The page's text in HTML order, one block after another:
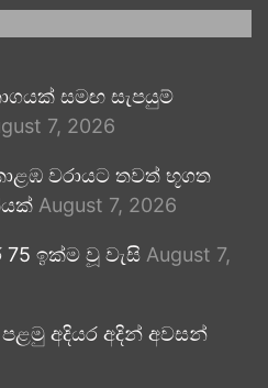
සමඟ සැපයුම්
7, 2026
වරායට තවත් භූගත
August 7, 2026
75 ඉක්ම වූ වැසි August 7,
අදියර අදින් අවසන්